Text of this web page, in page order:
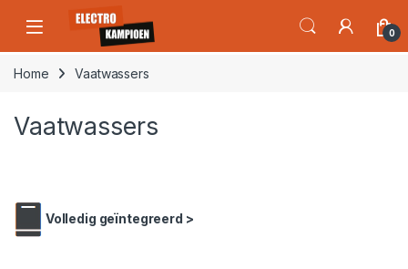
Skip to navigation
Skip to content
Open 0
Home Vaatwassers
Vaatwassers
Volledig geïntegreerd >